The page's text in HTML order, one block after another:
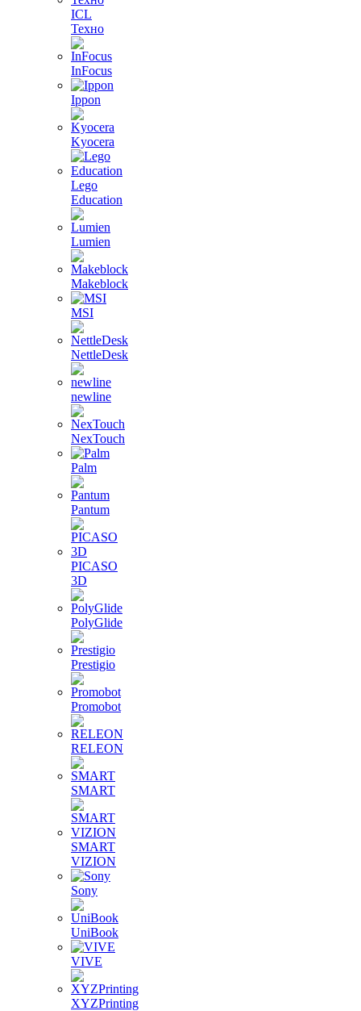
ICL
Техно
InFocus
Ippon
Kyocera
Lego
Education
Lumien
Makeblock
MSI
NettleDesk
newline
NexTouch
Palm
Pantum
PICASO
3D
PolyGlide
Prestigio
Promobot
RELEON
SMART
SMART
VIZION
Sony
UniBook
VIVE
XYZPrinting